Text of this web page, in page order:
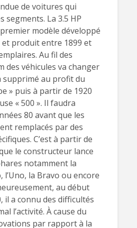
de voitures qui
segments. La 3.5 HP
modèle développé
et produit entre 1899 et
Au fil des
des véhicules va changer
supprimé au profit du
» puis à partir de 1920
« 500 ». Il faudra
80 avant que les
remplacés par des
C’est à partir de
le constructeur lance
notamment la
l’Uno, la Bravo ou encore
au début
il a connu des difficultés
l’activité. À cause du
par rapport à la